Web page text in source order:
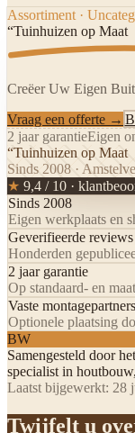
Assortiment ·
“Tuinhuizen op Maat
Creëer Uw Eigen
Vraag een offerte →
2 jaar garantieEigen
“Tuinhuizen op Maat
Sinds 2008 ·
★ 9,4 / 10 ·
Sinds 2008
Eigen werkplaats en
Geverifieerde reviews
Honderden
2 jaar garantie
Op standaard- en
Vaste montagepartners
Optionele plaatsing
BW
Samengesteld door het
specialist in
Laatst bijgewerkt: 28
Twijfelt u